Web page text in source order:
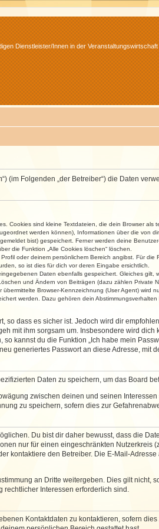
Dienstleister/Innen in der Veranstaltungswirtschaft
(im Folgenden „der Betreiber“) die Daten
Cookies sind kleine Textdateien, die dein Browser
werden können), Informationen über die von
bist) gespeichert. Ferner werden deine
die Funktion „Alle Cookies löschen“ löschen.
oder deinem persönlichem Bereich angibst. Für
so ist dies für dich vor deren Eingabe ersichtlich.
Daten ebenfalls gespeichert. Gleiches
und Ändern von Beiträgen (dazu zählen
Browser-Kennzeichnung (User Agent) wird
werden. Dazu gehören dein
so dass es sicher ist. Jedoch wird dir
mit ihm sorgsam um. Insbesondere wird
kannst du die Funktion „Ich habe mein
generiertes Passwort an diese Adresse, mit
Daten zu speichern, um das Board
zwischen deinen und seinen
zu speichern, sofern dies zur
Du bist dir daher bewusst, dass die
nur für einen eingeschränkten Nutzerkreis
kontaktiere den Betreiber. Die E-Mail-
an Dritte weitergeben. Dies gilt nicht,
Interessen erforderlich sind.
Kontaktdaten zu kontaktieren, sofern